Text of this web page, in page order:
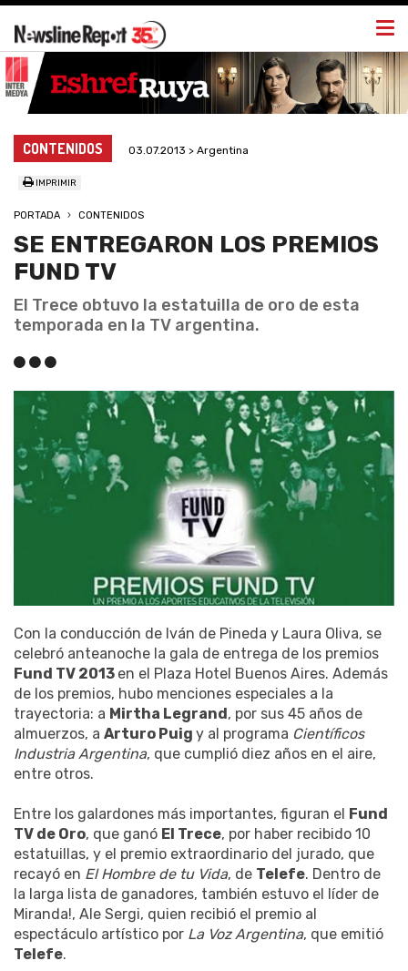
CONTENIDOS 03.07.2013 > Argentina
IMPRIMIR
PORTADA CONTENIDOS
SE ENTREGARON LOS PREMIOS
FUND TV
El Trece obtuvo la estatuilla de oro de esta
temporada en la TV argentina.
Con la conducción de Iván de Pineda y Laura Oliva, se
celebró anteanoche la gala de entrega de los premios
Fund TV 2013 en el Plaza Hotel Buenos Aires. Además
de los premios, hubo menciones especiales a la
trayectoria: a Mirtha Legrand, por sus 45 años de
almuerzos, a Arturo Puig y al programa Científicos
Industria Argentina, que cumplió diez años en el aire,
entre otros.
Entre los galardones más importantes, figuran el Fund
TV de Oro, que ganó El Trece, por haber recibido 10
estatuillas, y el premio extraordinario del jurado, que
recayó en El Hombre de tu Vida, de Telefe. Dentro de
la larga lista de ganadores, también estuvo el líder de
Miranda!, Ale Sergi, quien recibió el premio al
espectáculo artístico por La Voz Argentina, que emitió
Telefe.